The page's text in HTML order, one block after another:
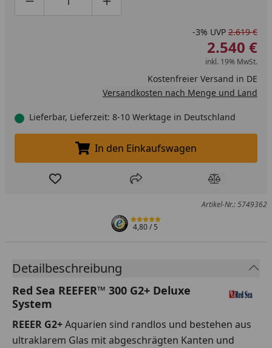
Produktmenge um eins verringern
Produktmenge manuell eingeben
Produktmenge um eins erhöhen
-3% UVP 2.619 €
2.540 €
inkl. 19% MwSt.
Kostenfreier Versand in DE
Versandkosten nach Menge und Land
Lieferbar, Lieferzeit: 8-10 Werktage in Deutschland
In den Einkaufswagen legen
In den Einkaufswagen
Produkt zur Wunschliste hinzufügen
Teilen Produkt
Artikel-Nr.: 5749362
4,80/ 5
Detailbeschreibung
Red Sea REEFER™ 300 G2+ Deluxe
System
REEER G2+Aquarien sind randlos und bestehen aus
ultraklarem Glas mit abgeschrägten Kanten und